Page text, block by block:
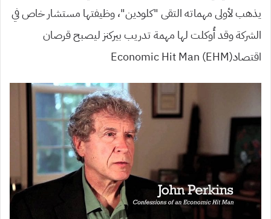
يذهب لأولى مهماته التقى “كلودين”، وظيفتها مستشار خاص في
الشركة وقد أُوكلت لها مهمة تدريب بيركنز ليصبح قرصان
اقتصادEconomic Hit Man (EHM)